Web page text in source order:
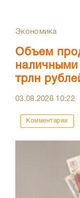
Экономика
Объем
трлн
03.08.2026 10:22
Комментарии